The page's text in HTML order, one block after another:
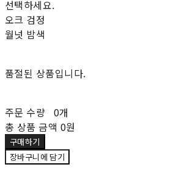
선택하세요.
오크 검정
월넛 밤색
품절된 상품입니다.
주문 수량 0개
총 상품 금액 0원
구매하기
장바구니에 담기